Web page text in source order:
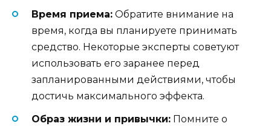
Время приема: Обратите внимание на
время, когда вы планируете принимать
средство. Некоторые эксперты советуют
использовать его заранее перед
запланированными действиями, чтобы
достичь максимального эффекта.
Образ жизни и привычки: Помните о